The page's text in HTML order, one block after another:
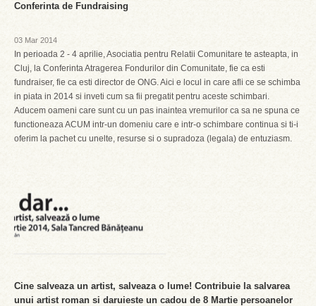
Conferinta de Fundraising
03 Mar 2014
In perioada 2 - 4 aprilie, Asociatia pentru Relatii Comunitare te asteapta, in
Cluj, la Conferinta Atragerea Fondurilor din Comunitate, fie ca esti
fundraiser, fie ca esti director de ONG. Aici e locul in care afli ce se schimba
in piata in 2014 si inveti cum sa fii pregatit pentru aceste schimbari.
Aducem oameni care sunt cu un pas inaintea vremurilor ca sa ne spuna ce
functioneaza ACUM intr-un domeniu care e intr-o schimbare continua si ti-i
oferim la pachet cu unelte, resurse si o supradoza (legala) de entuziasm.
Cine salveaza un artist, salveaza o lume! Contribuie la salvarea
unui artist roman si daruieste un cadou de 8 Martie persoanelor